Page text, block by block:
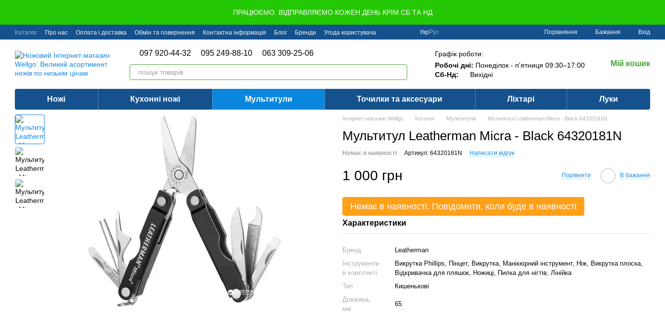
ПРАЦЮЄМО. ВІДПРАВЛЯЄМО КОЖЕН ДЕНЬ КРІМ СБ ТА НД
Каталог Про нас Оплата і доставка Обмін та повернення Контактна інформація Блог Бренди Угода користувача УкрРус Порівняння Бажання Вхід
097 920-44-32 095 249-88-10 063 309-25-06
Графік роботи:
Робочі дні: Понеділок - п'ятниця 09:30–17:00
Сб-Нд:
Вихідні
Мій кошик
Ножі Кухонні ножі Мультитули Точилки та аксесуари Ліхтарі Луки
Інтернет-магазин Wellgo Каталог Мультитули Мультитул Leatherman Micra - Black 64320181N
Мультитул Leatherman Micra - Black 64320181N
Немає в наявності Артикул: 64320181N Написати відгук
1 000 грн Порівняти В бажання
Немає в наявності. Повідомити, коли буде в наявності
Характеристики
Бренд
Leatherman
Інструменти
в комплекті
Викрутка Phillips, Пінцет, Викрутка, Манікюрний інструмент, Ніж, Викрутка плоска,
Відкривачка для пляшок, Ножиці, Пилка для нігтів, Лінійка
Тип
Кишенькові
Довжина,
мм
65